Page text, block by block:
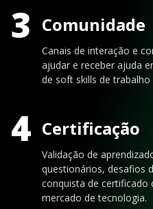
3 Comunidade
Canais de interação e
ajudar e receber ajuda
de soft skills de
4 Certificação
Validação de
questionários, desafios
conquista de certificado
mercado de tecnologia.